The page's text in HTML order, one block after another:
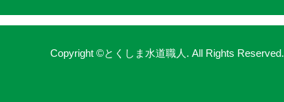
Copyright ©とくしま水道職人. All Rights Reserved.